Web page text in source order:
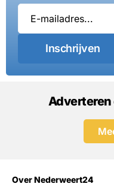
Inschrijven
Over Nederweert24